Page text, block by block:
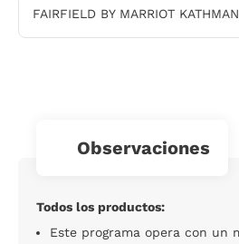
FAIRFIELD BY MARRIOT
observaciones
Todos los productos:
Este programa opera con un